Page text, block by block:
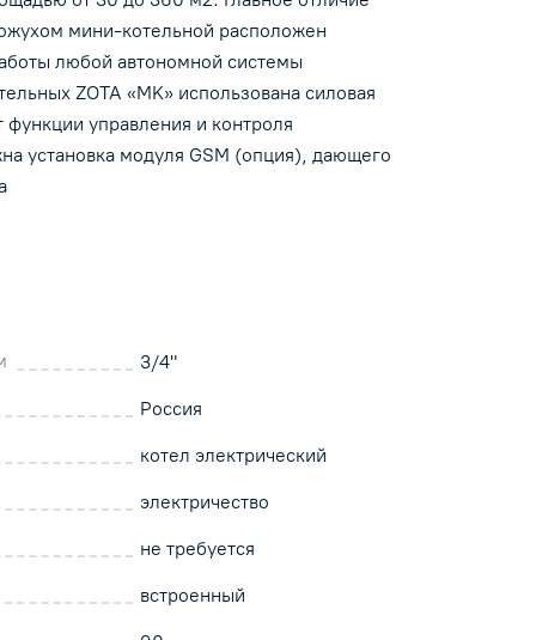
мини-котельной расположен
любой автономной системы
ZOTA «MK» использована силовая
функции управления и контроля
установка модуля GSM (опция), дающего
3/4"
Россия
котел электрический
электричество
не требуется
встроенный